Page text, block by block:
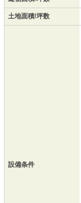
土地面積/坪数
設備条件